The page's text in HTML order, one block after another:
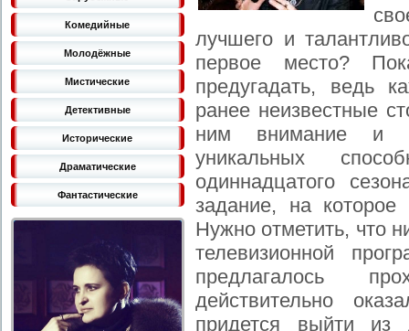
Комедийные
Молодёжные
Мистические
Детективные
Исторические
Драматические
Фантастические
лучшего и
первое место?
предугадать, ведь
ранее неизвестные
ним внимание и
уникальных
одиннадцатого
задание, на
Нужно отметить, что
телевизионной
предлагалось
действительно
придется выйти из